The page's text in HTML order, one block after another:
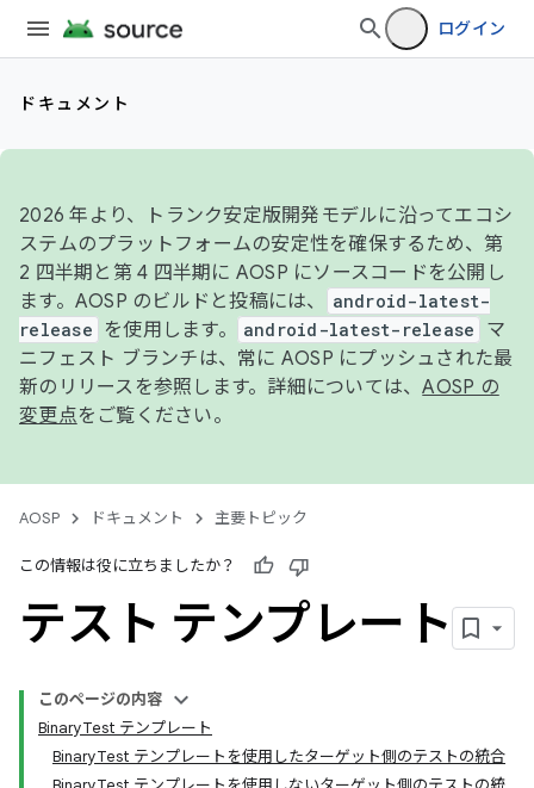
ログイン
ドキュメント
2026 年より、トランク安定版開発モデルに沿ってエコシ
ステムのプラットフォームの安定性を確保するため、第
2 四半期と第 4 四半期に AOSP にソースコードを公開し
ます。AOSP のビルドと投稿には、
android-latest-
release
を使用します。 android-latest-release
マ
ニフェスト ブランチは、常に AOSP にプッシュされた最
新のリリースを参照します。詳細については、AOSP の
変更点をご覧ください。
AOSP ドキュメント 主要トピック
この情報は役に立ちましたか？
テスト テンプレート
このページの内容
BinaryTest テンプレート
BinaryTest テンプレートを使用したターゲット側のテストの統合